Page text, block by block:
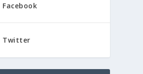
Facebook
Twitter